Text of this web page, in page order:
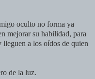
oculto no forma ya
mejorar su habilidad, para
lleguen a los oídos de quien
de la luz.